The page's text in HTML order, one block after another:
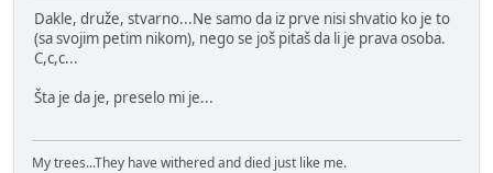
Dakle, druže, stvarno...Ne samo da iz prve nisi shvatio ko je to
(sa svojim petim nikom), nego se još pitaš da li je prava osoba.
C,c,c...
Šta je da je, preselo mi je...
My trees...They have withered and died just like me.